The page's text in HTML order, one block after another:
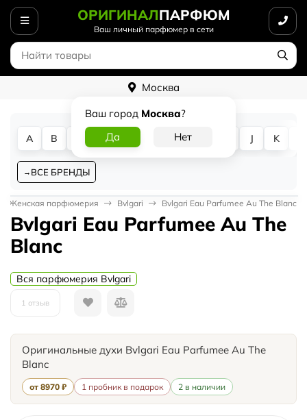
ОРИГИНАЛПАРФЮМ
Ваш личный парфюмер в сети
Москва
Ваш город Москва?
A B D G J K
ВСЕ БРЕНДЫ
Женская парфюмерия Bvlgari Bvlgari Eau Parfumee Au The Blanc
Bvlgari Eau Parfumee Au The
Blanc
Вся парфюмерия Bvlgari
1 отзыв
Оригинальные духи Bvlgari Eau Parfumee Au The
Blanc
от 8970 ₽ 1 пробник в подарок 2 в наличии